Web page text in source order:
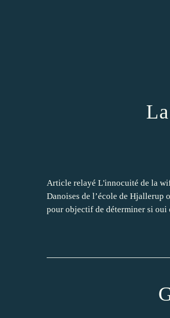
Article relayé L'innocuité de la
Danoises de l’école de Hjallerup
pour objectif de déterminer si oui